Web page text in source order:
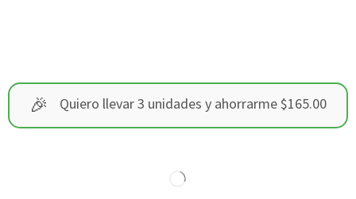
🎉 Quiero llevar 3 unidades y ahorrarme $165.00